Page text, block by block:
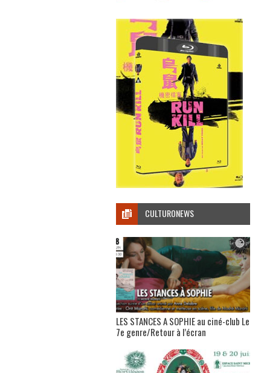
CULTURONEWS
LES STANCES A SOPHIE au ciné-club Le
7e genre/Retour à l’écran